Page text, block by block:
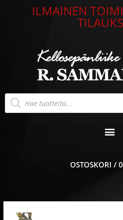
ILMAINEN
Products
search